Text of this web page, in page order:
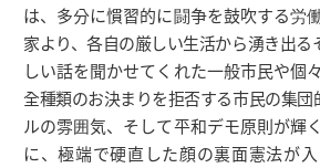
は、多分に慣習的に闘争を鼓吹する労
家より、各自の厳しい生活から湧き出る
しい話を聞かせてくれた一般市民や個
全種類のお決まりを拒否する市民の集団
ルの雰囲気、そして平和デモ原則が輝
に、極端で硬直した顔の裏面憲法が